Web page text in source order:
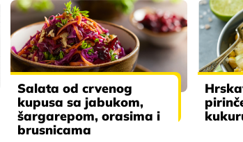
Salata od crvenog
kupusa sa jabukom,
šargarepom, orasima i
brusnicama